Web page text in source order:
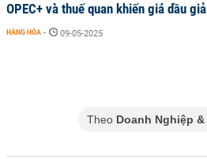
OPEC+ và thuế quan khiến giá dầu
HÀNG HÓA - 09-05-2025
Theo Doanh Nghiệp